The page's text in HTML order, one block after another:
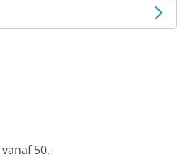
vanaf 50,-